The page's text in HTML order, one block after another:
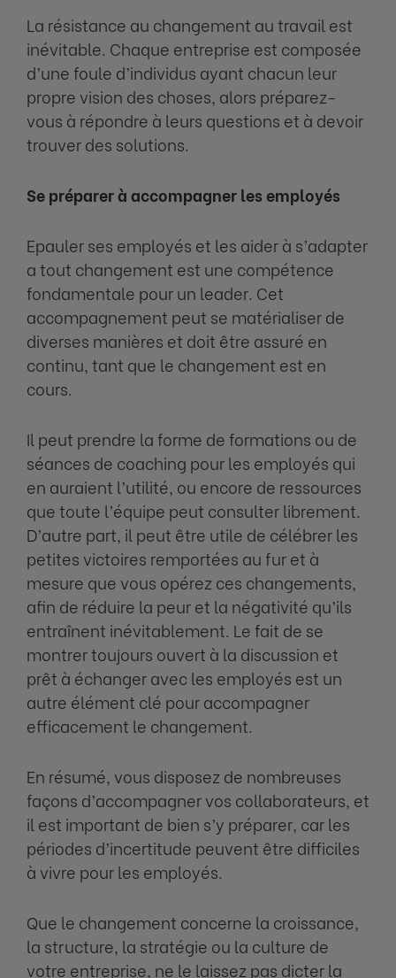
La résistance au changement au travail est
inévitable. Chaque entreprise est composée
d’une foule d’individus ayant chacun leur
propre vision des choses, alors préparez-
vous à répondre à leurs questions et à devoir
trouver des solutions.
Se préparer à accompagner les employés
Epauler ses employés et les aider à s’adapter
a tout changement est une compétence
fondamentale pour un leader. Cet
accompagnement peut se matérialiser de
diverses manières et doit être assuré en
continu, tant que le changement est en
cours.
Il peut prendre la forme de formations ou de
séances de coaching pour les employés qui
en auraient l’utilité, ou encore de ressources
que toute l’équipe peut consulter librement.
D’autre part, il peut être utile de célébrer les
petites victoires remportées au fur et à
mesure que vous opérez ces changements,
afin de réduire la peur et la négativité qu’ils
entraînent inévitablement. Le fait de se
montrer toujours ouvert à la discussion et
prêt à échanger avec les employés est un
autre élément clé pour accompagner
efficacement le changement.
En résumé, vous disposez de nombreuses
façons d’accompagner vos collaborateurs, et
il est important de bien s’y préparer, car les
périodes d’incertitude peuvent être difficiles
à vivre pour les employés.
Que le changement concerne la croissance,
la structure, la stratégie ou la culture de
votre entreprise, ne le laissez pas dicter la